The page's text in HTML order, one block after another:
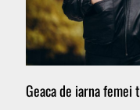
Geaca de iarna femei